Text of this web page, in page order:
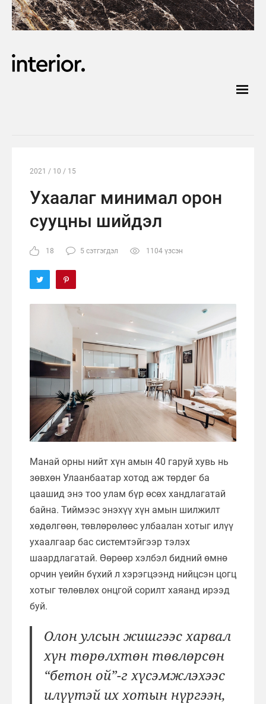
2021 / 10 / 15
Ухаалаг минимал орон
сууцны шийдэл
18 5 сэтгэгдэл 1104 үзсэн
Манай орны нийт хүн амын 40 гаруй хувь нь
зөвхөн Улаанбаатар хотод аж төрдөг ба
цаашид энэ тоо улам бүр өсөх хандлагатай
байна. Тиймээс энэхүү хүн амын шилжилт
хөдөлгөөн, төвлөрөлөөс улбаалан хотыг илүү
ухаалгаар бас системтэйгээр тэлэх
шаардлагатай. Өөрөөр хэлбэл бидний өмнө
орчин үеийн бүхий л хэрэгцээнд нийцсэн цогц
хотыг төлөвлөх онцгой сорилт хаяанд ирээд
буй.
Олон улсын жишгээс харвал
хүн төрөлхтөн төвлөрсөн
“бетон ой”-г хүсэмжлэхээс
илүүтэй их хотын нүргээн,